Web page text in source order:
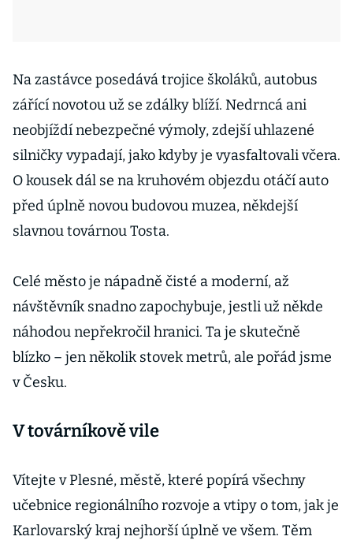
Na zastávce posedává trojice školáků, autobus
zářící novotou už se zdálky blíží. Nedrncá ani
neobjíždí nebezpečné výmoly, zdejší uhlazené
silničky vypadají, jako kdyby je vyasfaltovali včera.
O kousek dál se na kruhovém objezdu otáčí auto
před úplně novou budovou muzea, někdejší
slavnou továrnou Tosta.
Celé město je nápadně čisté a moderní, až
návštěvník snadno zapochybuje, jestli už někde
náhodou nepřekročil hranici. Ta je skutečně
blízko – jen několik stovek metrů, ale pořád jsme
v Česku.
V továrníkově vile
Vítejte v Plesné, městě, které popírá všechny
učebnice regionálního rozvoje a vtipy o tom, jak je
Karlovarský kraj nejhorší úplně ve všem. Těm